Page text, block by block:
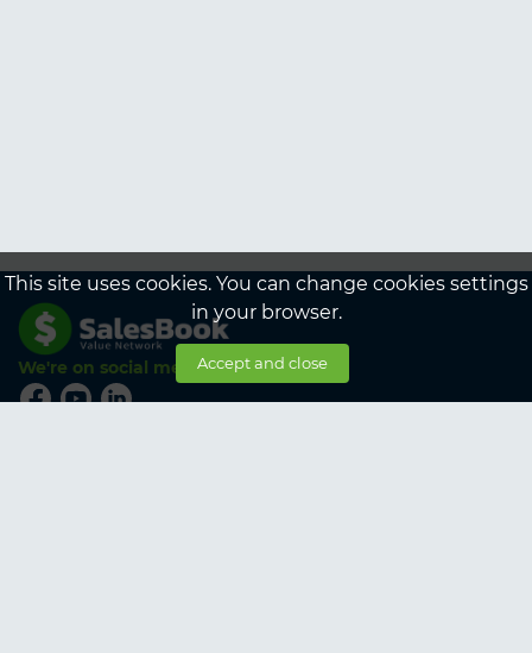
We're on social media
This site uses cookies. You can change cookies settings
in your browser.
Accept and close